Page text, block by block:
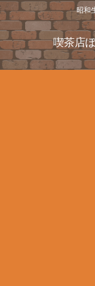
昭和
喫茶店